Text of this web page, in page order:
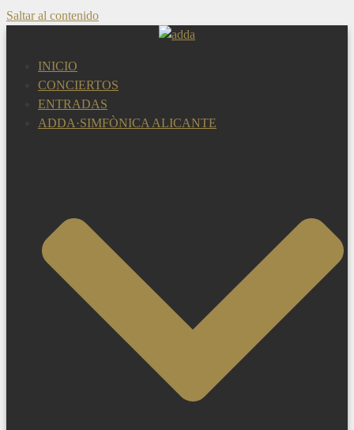
Saltar al contenido
INICIO
CONCIERTOS
ENTRADAS
ADDA·SIMFÒNICA ALICANTE